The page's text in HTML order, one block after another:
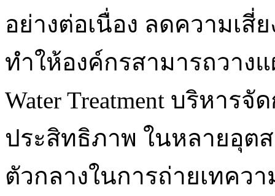
อย่างต่อเนื่อง ลดความเ
ทำให้องค์กรสามารถวาง
Water Treatment บริหาร
ประสิทธิภาพ ในหลายอุต
ตัวกลางในการถ่ายเทคว